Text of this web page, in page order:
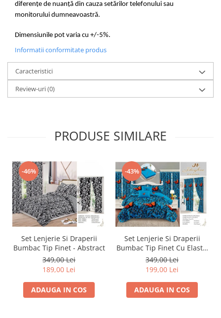
diferențe de nuanță din cauza setărilor telefonului sau
monitorului dumneavoastră.
Dimensiunile pot varia cu +/-5%.
Informatii conformitate produs
Caracteristici
Review-uri(0)
PRODUSE SIMILARE
-46%
Set Lenjerie Si Draperii
Bumbac Tip Finet - Abstract
349,00 Lei
189,00 Lei
ADAUGA IN COS
-43%
Set Lenjerie Si Draperii
Bumbac Tip Finet Cu Elastic
- Dansul Fluturilor
349,00 Lei
199,00 Lei
ADAUGA IN COS